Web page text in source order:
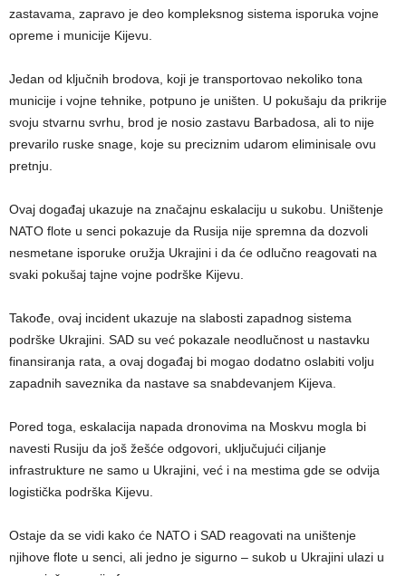
zastavama, zapravo je deo kompleksnog sistema isporuka vojne
opreme i municije Kijevu.
Jedan od ključnih brodova, koji je transportovao nekoliko tona
municije i vojne tehnike, potpuno je uništen. U pokušaju da prikrije
svoju stvarnu svrhu, brod je nosio zastavu Barbadosa, ali to nije
prevarilo ruske snage, koje su preciznim udarom eliminisale ovu
pretnju.
Ovaj događaj ukazuje na značajnu eskalaciju u sukobu. Uništenje
NATO flote u senci pokazuje da Rusija nije spremna da dozvoli
nesmetane isporuke oružja Ukrajini i da će odlučno reagovati na
svaki pokušaj tajne vojne podrške Kijevu.
Takođe, ovaj incident ukazuje na slabosti zapadnog sistema
podrške Ukrajini. SAD su već pokazale neodlučnost u nastavku
finansiranja rata, a ovaj događaj bi mogao dodatno oslabiti volju
zapadnih saveznika da nastave sa snabdevanjem Kijeva.
Pored toga, eskalacija napada dronovima na Moskvu mogla bi
navesti Rusiju da još žešće odgovori, uključujući ciljanje
infrastrukture ne samo u Ukrajini, već i na mestima gde se odvija
logistička podrška Kijevu.
Ostaje da se vidi kako će NATO i SAD reagovati na uništenje
njihove flote u senci, ali jedno je sigurno – sukob u Ukrajini ulazi u